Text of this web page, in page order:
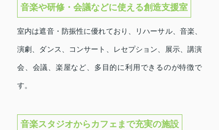
音楽や研修・会議などに使える創造支援室
室内は遮音・防振性に優れており、リハーサル、音楽、
演劇、ダンス、コンサート、レセプション、展示、講演
会、会議、楽屋など、多目的に利用できるのが特徴で
す。
音楽スタジオからカフェまで充実の施設